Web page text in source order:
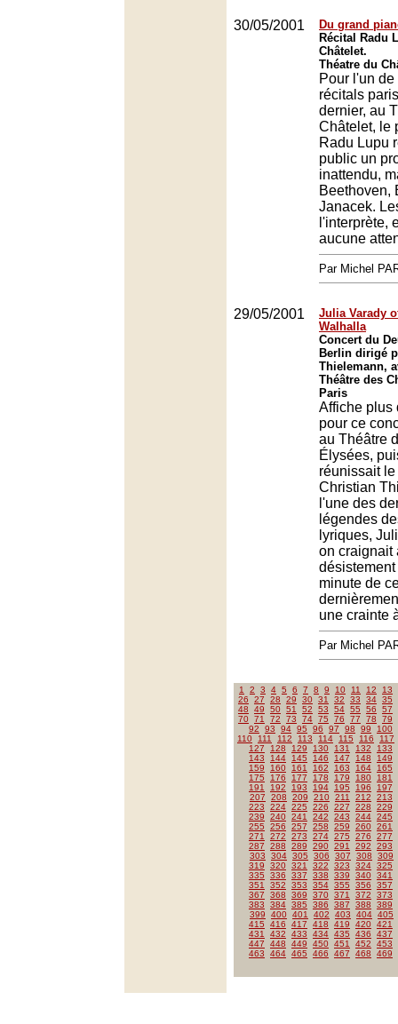
30/05/2001
Du grand
Récital Radu
Châtelet.
Théatre du
Pour l'un
récitals
dernier, au
Châtelet, le
Radu Lupu
public un
inattendu,
Beethoven,
Janacek.
l'interprète,
aucune
Par Michel
29/05/2001
Julia Varady
Walhalla
Concert du
Berlin dirigé
Thielemann,
Théâtre des
Paris
Affiche plus
pour ce
au Théâtre
Élysées,
réunissait
Christian
l'une des
légendes
lyriques,
on craignait
minute de
une crainte
Par Michel
1 2 3 4 5 6 7 8 9 10 11 12
13
26
27 28 29 30 31 32 33 34 35
48
49 50 51 52 53 54 55 56
57
70 71 72 73 74 75 76 77 78
79
92
93 94 95 96 97 98 99
100
110
111 112 113 114 115 116
117
127
128 129 130 131 132
133
143
144 145 146 147 148
149
159
160 161 162 163 164
165
175
176 177 178 179 180
181
191
192 193 194 195 196
197
207
208 209 210 211 212
213
223
224 225 226 227 228
229
239
240 241 242 243 244 245
255
256 257 258 259 260 261
271
272 273 274 275 276
277
287
288 289 290 291 292
293
303
304 305 306 307 308
309
319
320 321 322 323 324 325
335
336 337 338 339 340 341
351
352 353 354 355 356
357
367
368 369 370 371 372
373
383
384 385 386 387 388
389
399
400 401 402 403 404 405
415
416 417 418 419 420 421
431
432 433 434 435 436
437
447
448 449 450 451 452
453
463
464 465 466 467 468 469